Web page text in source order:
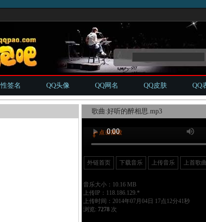
签名 QQ头像 QQ网名 QQ皮肤 QQ
歌曲:好听的醉相思.mp3
外链首页 下载音乐 上传音乐 上首歌曲
音乐大小：10.16 MB
上传IP：118.186.129.*
上传时间：2014年07月04日 17点12分41秒
浏览: 7278次